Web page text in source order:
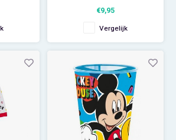
te
voor
de
€9,95
Vergelijk